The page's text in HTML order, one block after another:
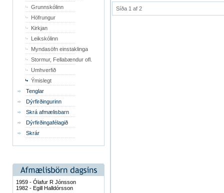
Grunnskólinn
Höfrungur
Kirkjan
Leikskólinn
Myndasöfn einstaklinga
Stormur, Fellabændur ofl.
Umhverfið
Ýmislegt
Tenglar
Dýrfirðingurinn
Skrá afmælisbarn
Dýrfirðingafélagið
Skrár
1959 - Ólafur R Jónsson
1982 - Egill Halldórsson
Síða 1 af 2